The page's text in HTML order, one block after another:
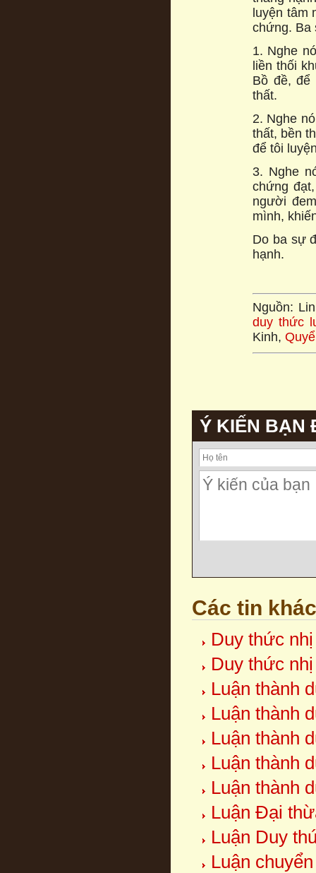
luyện tâm
chứng. Ba
1. Nghe
liền thối
Bồ đề, để
thất.
2. Nghe
thất, bền
để tôi
3. Nghe
chứng
người
mình,
Do ba sự
hạnh.
Nguồn:
duy thức
Kinh,
Ý KIẾN BẠN
Các tin khác
Duy thức
Duy thức
Luận thành
Luận thành
Luận thành
Luận thành
Luận thành
Luận Đại
Luận Duy
Luận